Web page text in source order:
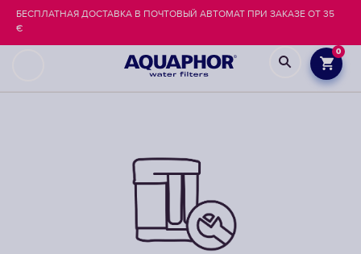
0
БЕСПЛАТНАЯ ДОСТАВКА В ПОЧТОВЫЙ АВТОМАТ ПРИ ЗАКАЗЕ ОТ 35
€